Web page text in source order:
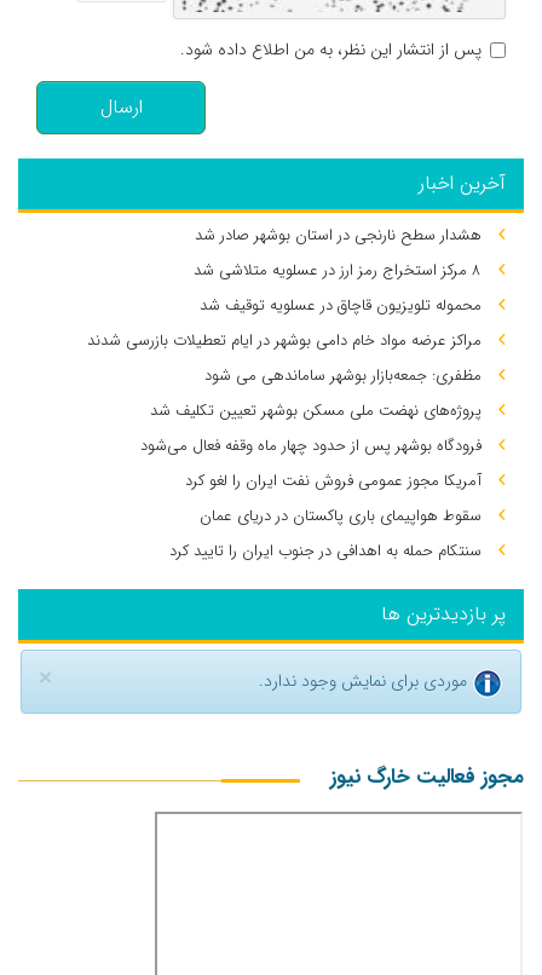
پس از انتشار این نظر، به من اطلاع داده شود.
ارسال
آخرین اخبار
هشدار سطح نارنجی در استان بوشهر صادر شد
۸ مرکز استخراج رمز ارز در عسلویه متلاشی شد
محموله تلویزیون قاچاق در عسلویه توقیف شد
مراکز عرضه مواد خام دامی بوشهر در ایام تعطیلات بازرسی شدند
مظفری: جمعه‌بازار بوشهر ساماندهی می‌ شود
پروژه‌های نهضت ملی مسکن بوشهر تعیین تکلیف شد
فرودگاه بوشهر پس از حدود چهار ماه وقفه فعال می‌شود
آمریکا مجوز عمومی فروش نفت ایران را لغو کرد
سقوط هواپیمای باری پاکستان در دریای عمان
سنتکام حمله به اهدافی در جنوب ایران را تایید کرد
پر بازدیدترین ها
× موردی برای نمایش وجود ندارد.
مجوز فعالیت خارگ نیوز